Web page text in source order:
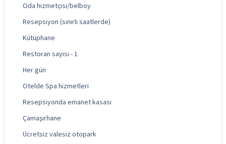
Oda hizmetçisi/belboy
Resepsiyon (sınırlı saatlerde)
Kütüphane
Restoran sayısı - 1
Her gün
Otelde Spa hizmetleri
Resepsiyonda emanet kasası
Çamaşırhane
Ücretsiz valesiz otopark